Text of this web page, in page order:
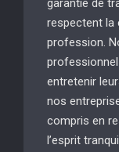
garantie de
respectent la
profession.
entretenir
nos
compris en
l’esprit